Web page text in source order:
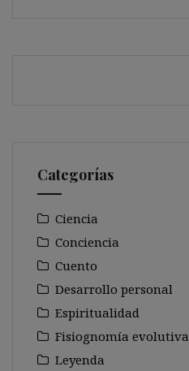
Categorías
Ciencia
Conciencia
Cuento
Desarrollo personal
Espiritualidad
Fisiognomía evolutiva
Leyenda